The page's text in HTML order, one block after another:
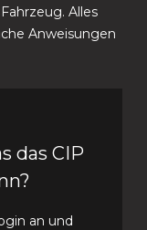
Alles
Anweisungen
das CIP
an und